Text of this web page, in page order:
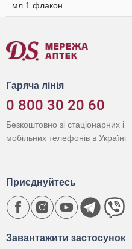
мл 1 флакон
Гаряча лінія
0 800 30 20 60
Безкоштовно зі стаціонарних і
мобільних телефонів в Україні
Завантажити застосунок
Приєднуйтесь